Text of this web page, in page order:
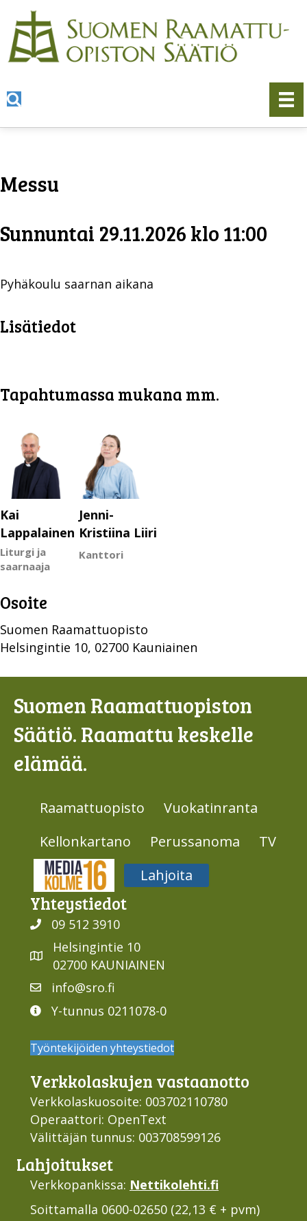
Messu
Sunnuntai 29.11.2026 klo 11:00
Pyhäkoulu saarnan aikana
Lisätiedot
Tapahtumassa mukana mm.
Kai
Lappalainen
Liturgi ja
saarnaaja
Jenni-
Kristiina Liiri
Kanttori
Osoite
Suomen Raamattuopisto
Helsingintie 10, 02700 Kauniainen
Suomen Raamattuopiston
Säätiö. Raamattu keskelle
elämää.
Raamattuopisto
Vuokatinranta
Kellonkartano
Perussanoma
TV
Media316
Lahjoita
Yhteys­tiedot
09 512 3910
Helsingintie 10
02700 KAUNIAINEN
info@sro.fi
Y-tunnus 0211078-0
Työntekijöiden yhteystiedot
Verkko­laskujen vastaan­otto
Verkkolaskuosoite: 003702110780
Operaattori: OpenText
Välittäjän tunnus: 003708599126
Lahjoi­tukset
Verkkopankissa: Nettikolehti.fi
Soittamalla 0600-02650 (22,13 € + pvm)